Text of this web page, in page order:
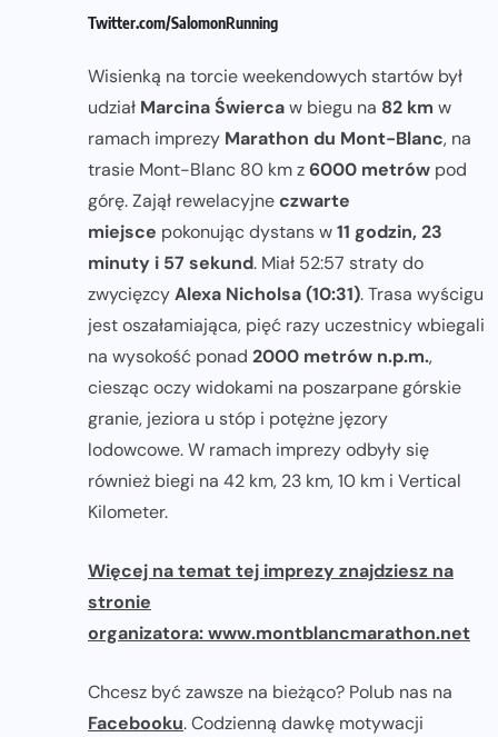
Twitter.com/SalomonRunning
Wisienką na torcie weekendowych startów był
udział Marcina Świercaw biegu na 82 km w
ramach imprezy Marathon du Mont-Blanc, na
trasie Mont-Blanc 80 km z6000 metrów pod
górę. Zajął rewelacyjneczwarte
miejsce pokonując dystans w11 godzin, 23
minuty i 57 sekund. Miał 52:57 straty do
zwycięzcyAlexa Nicholsa(10:31). Trasa wyścigu
jest oszałamiająca, pięć razy uczestnicy wbiegali
na wysokość ponad 2000 metrów n.p.m.,
ciesząc oczy widokami na poszarpane górskie
granie, jeziora u stóp i potężne jęzory
lodowcowe. W ramach imprezy odbyły się
również biegi na 42 km, 23 km, 10 km i Vertical
Kilometer.
Więcej na temat tej imprezy znajdziesz na
stronie
organizatora: www.montblancmarathon.net
Chcesz być zawsze na bieżąco? Polub nas na
Facebooku. Codzienną dawkę motywacji